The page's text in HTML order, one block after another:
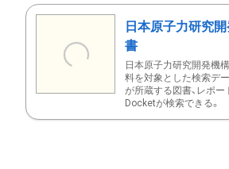
日本原子力研究
書
日本原子力研究開発機
料を対象とした検索デ
が所蔵する図書、レポー
Docketが検索できる。